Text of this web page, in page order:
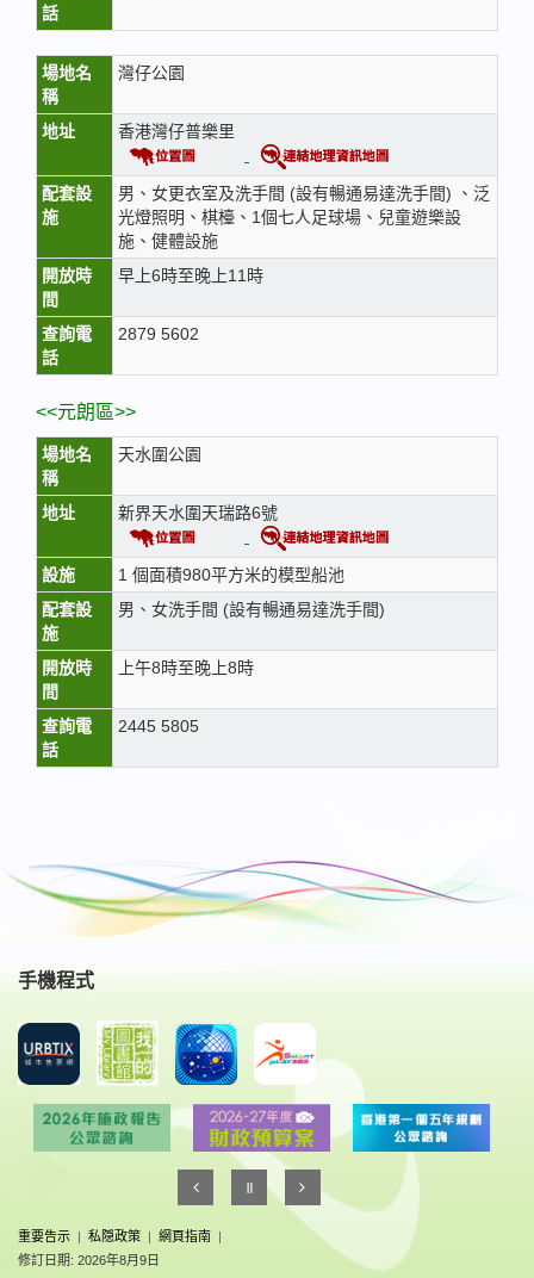
話
場地名
稱
灣仔公園
地址 香港灣仔普樂里
配套設
施
男、女更衣室及洗手間 (設有暢通易達洗手間) 、泛
光燈照明、棋檯、1個七人足球場、兒童遊樂設
施、健體設施
開放時
間
早上6時至晚上11時
查詢電
話
2879 5602
<<元朗區>>
場地名
稱
天水圍公園
地址 新界天水圍天瑞路6號
設施
1 個面積980平方米的模型船池
配套設
施
男、女洗手間 (設有暢通易達洗手間)
開放時
間
上午8時至晚上8時
查詢電
話
2445 5805
手機程式
重要告示 | 私隠政策 | 網頁指南 |
修訂日期: 2026年8月9日